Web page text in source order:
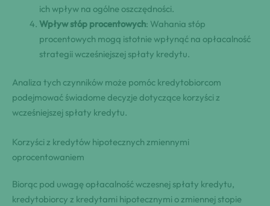
ich wpływ na ogólne oszczędności.
Wpływ stóp procentowych: Wahania stóp
procentowych mogą istotnie wpłynąć na opłacalność
strategii wcześniejszej spłaty kredytu.
Analiza tych czynników może pomóc kredytobiorcom
podejmować świadome decyzje dotyczące korzyści z
wcześniejszej spłaty kredytu.
Korzyści z kredytów hipotecznych zmiennymi
oprocentowaniem
Biorąc pod uwagę opłacalność wczesnej spłaty kredytu,
kredytobiorcy z kredytami hipotecznymi o zmiennej stopie